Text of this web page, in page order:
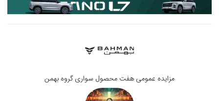
مزایده عمومی هفت محصول سواری گروه بهمن